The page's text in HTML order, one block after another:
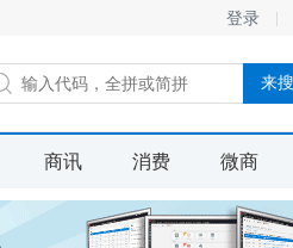
登录
商讯 消费 微商